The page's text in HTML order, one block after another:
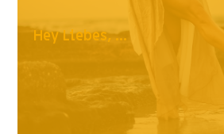
Hey Liebes, ...